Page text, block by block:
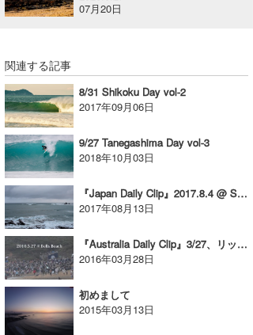
07月20日
関連する記事
8/31 Shikoku Day vol-2
2017年09月06日
9/27 Tanegashima Day vol-3
2018年10月03日
『Japan Daily Clip』2017.8.4 @ Shikoku
2017年08月13日
『Australia Daily Clip』3/27、リップカールプロ ベルズビーチ／Day-3
2016年03月28日
初めまして
2015年03月13日
KY
MIN
mitz
OYZ
S.K
Soulman
VAGY
waka☆=
YUKI☆